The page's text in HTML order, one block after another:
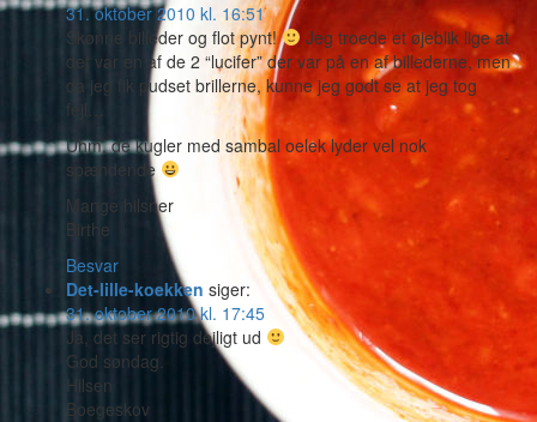
31. oktober 2010 kl. 16:51
Skønne billeder og flot pynt!
Jeg troede et øjeblik lige at
det var en af de 2 “lucifer” der var på en af billederne, men
da jeg fik pudset brillerne, kunne jeg godt se at jeg tog
fejl…
Uhm, de kugler med sambal oelek lyder vel nok
spændende
Mange hilsner
Birthe
Besvar
Det-lille-koekken siger:
31. oktober 2010 kl. 17:45
Ja, det ser rigtig dejligt ud
God søndag.
Hilsen
Boegeskov